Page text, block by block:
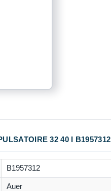
32 40 I B1957312
B1957312
Auer